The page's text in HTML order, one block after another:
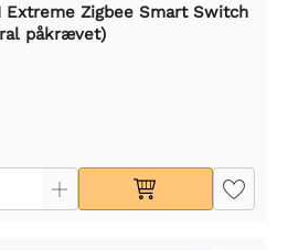
Extreme Zigbee Smart Switch
påkrævet)